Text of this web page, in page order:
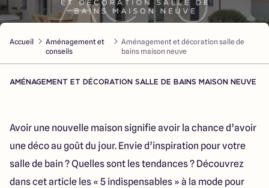
Nos annonces
Votre projet
Qui sommes-nous
Maisons ARLOGIS Nord
Lille - Villeneuve d'Ascq
03 66 72 64 60
Valenciennes - Marly
Accueil
Aménagement et
conseils
Aménagement et décoration salle de
bains maison neuve
AMÉNAGEMENT ET DÉCORATION SALLE DE BAINS MAISON NEUVE
Avoir une nouvelle maison signifie avoir la chance d’avoir
une déco au goût du jour. Envie d’inspiration pour votre
salle de bain ? Quelles sont les tendances ? Découvrez
dans cet article les « 5 indispensables » à la mode pour